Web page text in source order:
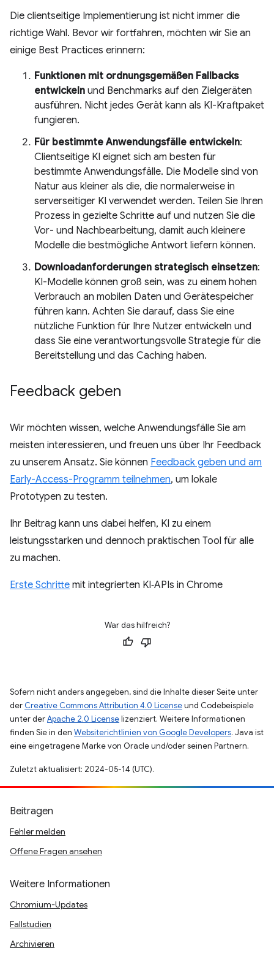
Die clientseitige Implementierung ist nicht immer die
richtige Wahl. Bevor wir fortfahren, möchten wir Sie an
einige Best Practices erinnern:
Funktionen mit ordnungsgemäßen Fallbacks
entwickeln und Benchmarks auf den Zielgeräten
ausführen. Nicht jedes Gerät kann als KI-Kraftpaket
fungieren.
Für bestimmte Anwendungsfälle entwickeln:
Clientseitige KI eignet sich am besten für
bestimmte Anwendungsfälle. Die Modelle sind von
Natur aus kleiner als die, die normalerweise in
serverseitiger KI verwendet werden. Teilen Sie Ihren
Prozess in gezielte Schritte auf und nutzen Sie die
Vor- und Nachbearbeitung, damit auch kleinere
Modelle die bestmögliche Antwort liefern können.
Downloadanforderungen strategisch einsetzen:
KI-Modelle können groß sein, was zu einem hohen
Verbrauch an mobilen Daten und Gerätespeicher
führen kann. Achten Sie darauf, dass Sie eine
nützliche Funktion für Ihre Nutzer entwickeln und
dass Sie eine verantwortungsvolle Strategie für die
Bereitstellung und das Caching haben.
Feedback geben
Wir möchten wissen, welche Anwendungsfälle Sie am
meisten interessieren, und freuen uns über Ihr Feedback
zu unserem Ansatz. Sie können Feedback geben und am
Early-Access-Programm teilnehmen, um lokale
Prototypen zu testen.
Ihr Beitrag kann uns dabei helfen, KI zu einem
leistungsstarken und dennoch praktischen Tool für alle
zu machen.
Erste Schritte mit integrierten KI‑APIs in Chrome
War das hilfreich?
Sofern nicht anders angegeben, sind die Inhalte dieser Seite unter
der Creative Commons Attribution 4.0 Licenseund Codebeispiele
unter derApache 2.0 Licenselizenziert. Weitere Informationen
finden Sie in den Websiterichtlinien von Google Developers. Java ist
eine eingetragene Marke von Oracle und/oder seinen Partnern.
Zuletzt aktualisiert: 2024-05-14 (UTC).
Beitragen
Fehler melden
Offene Fragen ansehen
Weitere Informationen
Chromium-Updates
Fallstudien
Archivieren